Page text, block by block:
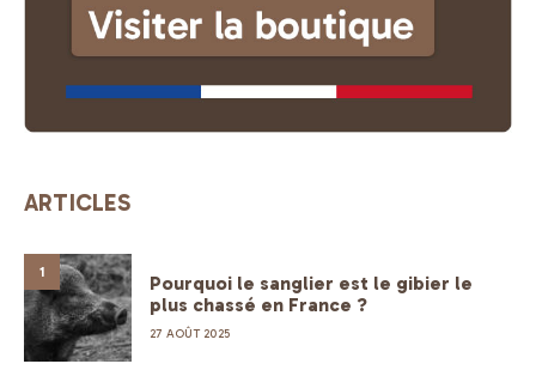
ARTICLES
1
Pourquoi le sanglier est le gibier le
plus chassé en France ?
27 AOÛT 2025